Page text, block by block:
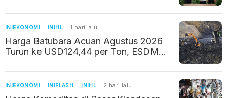
INIEKONOMI INIHL 1 hari lalu
Harga Batubara Acuan Agustus 2026
Turun ke USD124,44 per Ton, ESDM
INIEKONOMI INIFLASH INIHL 2 hari lalu